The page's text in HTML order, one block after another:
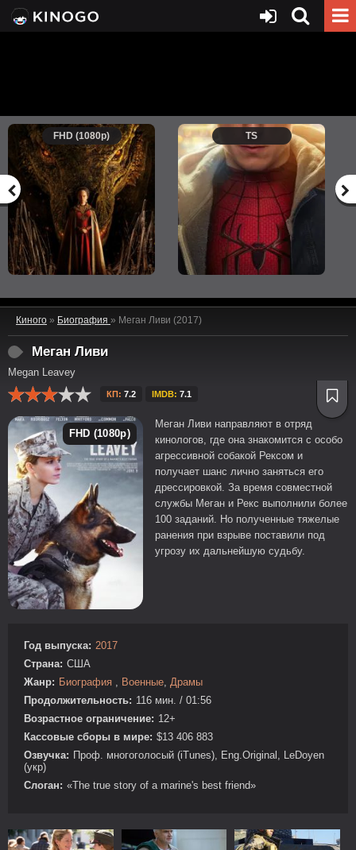
FHD (1080p) TS
Киного » Биография » Меган Ливи (2017)
Меган Ливи
Megan Leavey
КП: 7.2 IMDB: 7.1
FHD (1080p)
Меган Ливи направляют в отряд
кинологов, где она знакомится с особо
агрессивной собакой Рексом и
получает шанс лично заняться его
дрессировкой. За время совместной
службы Меган и Рекс выполнили более
100 заданий. Но полученные тяжелые
ранения при взрыве поставили под
угрозу их дальнейшую судьбу.
Год выпуска: 2017
Страна: США
Жанр: Биография Военные Драмы
Продолжительность: 116 мин. / 01:56
Возрастное ограничение: 12+
Кассовые сборы в мире: $13 406 883
Озвучка: Проф. многоголосый (iTunes), Eng.Original, LeDoyen
(укр)
Слоган: «The true story of a marine's best friend»